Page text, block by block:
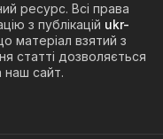
ресурс. Всі права
з публікацій ukr-
матеріал взятий з
статті дозволяється
наш сайт.